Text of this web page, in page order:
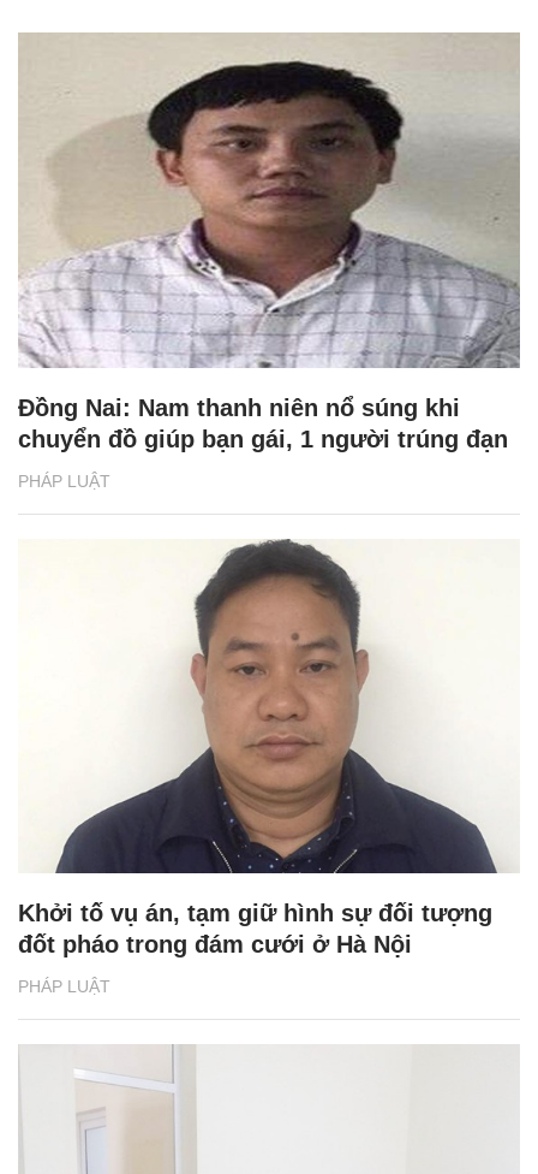
PHÁP LUẬT
Đồng Nai: Nam thanh niên nổ súng khi
chuyển đồ giúp bạn gái, 1 người trúng đạn
PHÁP LUẬT
Khởi tố vụ án, tạm giữ hình sự đối tượng
đốt pháo trong đám cưới ở Hà Nội